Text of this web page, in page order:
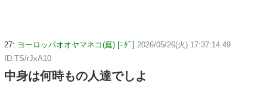
27: ヨーロッパオオヤマネコ(庭) [ﾆﾀﾞ] 2026/05/26(火) 17:37:14.49
ID:TS/rJxA10
中身は何時もの人達でしよ